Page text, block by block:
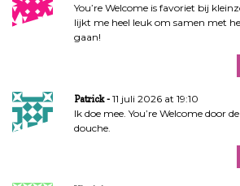
You’re Welcome is favoriet bij
lijkt me heel leuk om samen met
gaan!
Patrick
11 juli 2026 at 19:10
Ik doe mee. You’re Welcome door
douche.